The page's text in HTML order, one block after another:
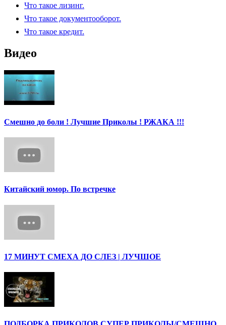
Что такое лизинг.
Что такое документооборот.
Что такое кредит.
Видео
Смешно до боли ! Лучшие Приколы ! РЖАКА !!!
Китайский юмор. По встречке
17 МИНУТ СМЕХА ДО СЛЕЗ | ЛУЧШОЕ